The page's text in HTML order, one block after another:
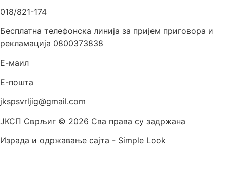
018/821-174
Бесплатна телефонска линија за пријем приговора и
рекламација 0800373838
Е-маил
Е-пошта
jkspsvrljig@gmail.com
ЈКСП Сврљиг © 2026 Сва права су задржана
Израда и одржавање сајта - Simple Look